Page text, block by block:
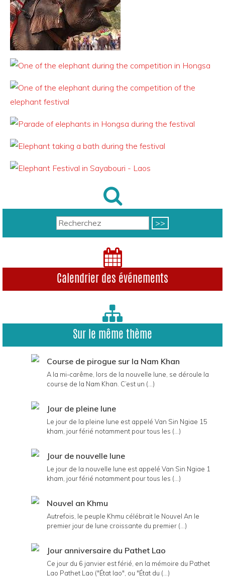
Calendrier des événements
Sur le même thème
Course de pirogue sur la Nam Khan
A la mi-carême, lors de la nouvelle lune, se déroule la
course de la Nam Khan. C’est un (...)
Jour de pleine lune
Le jour de la pleine lune est appelé Van Sin Ngiae 15
kham, jour férié notamment pour tous les (...)
Jour de nouvelle lune
Le jour de la nouvelle lune est appelé Van Sin Ngiae 1
kham, jour férié notamment pour tous les (...)
Nouvel an Khmu
Autrefois, le peuple Khmu célébrait le Nouvel An le
premier jour de lune croissante du premier (...)
Jour anniversaire du Pathet Lao
Ce jour du 6 janvier est férié, en la mémoire du Pathet
Lao Pathet Lao ("État lao", ou "État du (...)